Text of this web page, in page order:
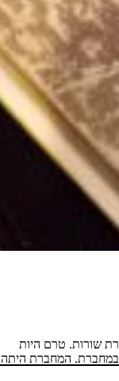
שורות. טרם היות
במחברת. המחברת היתה